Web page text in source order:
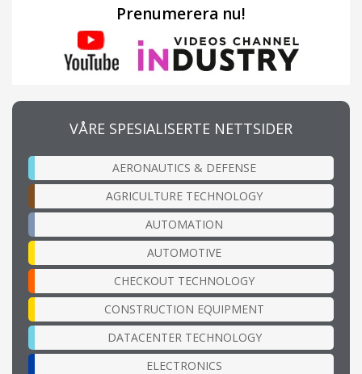
Prenumerera nu!
VÅRE SPESIALISERTE NETTSIDER
AERONAUTICS & DEFENSE
AGRICULTURE TECHNOLOGY
AUTOMATION
AUTOMOTIVE
CHECKOUT TECHNOLOGY
CONSTRUCTION EQUIPMENT
DATACENTER TECHNOLOGY
ELECTRONICS